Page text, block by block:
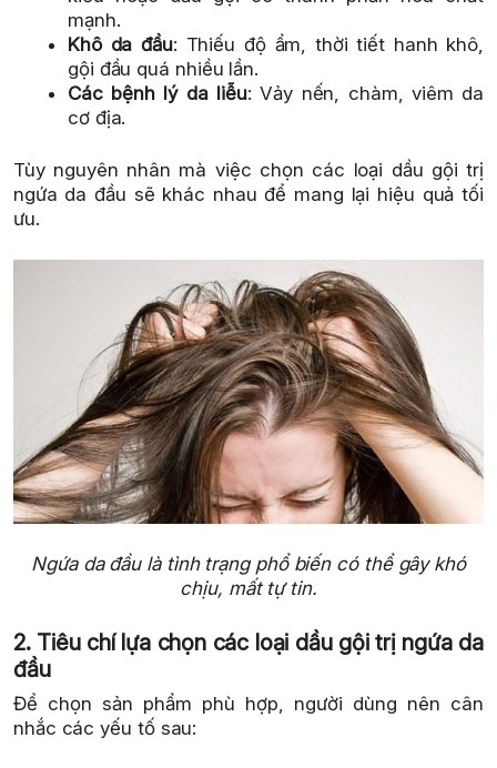
mạnh.
Khô da đầu: Thiếu độ ẩm, thời tiết hanh khô,
gội đầu quá nhiều lần.
Các bệnh lý da liễu: Vảy nến, chàm, viêm da
cơ địa.
Tùy nguyên nhân mà việc chọn các loại dầu gội trị
ngứa da đầu sẽ khác nhau để mang lại hiệu quả tối
ưu.
Ngứa da đầu là tình trạng phổ biến có thể gây khó
chịu, mất tự tin.
2. Tiêu chí lựa chọn các loại dầu gội trị ngứa da
đầu
Để chọn sản phẩm phù hợp, người dùng nên cân
nhắc các yếu tố sau: